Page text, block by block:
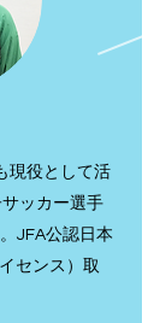
現役として活
ッカー選手
JFA公認日本
センス）取